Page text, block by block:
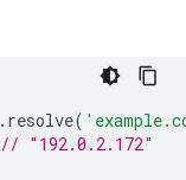
. resolve(
// "192.0.2.172"